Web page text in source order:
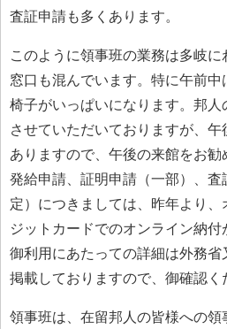
査証申請も多くあります。
このように領事班の業務は多岐
窓口も混んでいます。特に午前
椅子がいっぱいになります。邦
させていただいておりますが、
ありますので、午後の来館をお
発給申請、証明申請（一部）、査
定）につきましては、昨年より
ジットカードでのオンライン納付
御利用にあたっての詳細は外務省
掲載しておりますので、御確認く
領事班は、在留邦人の皆様への領